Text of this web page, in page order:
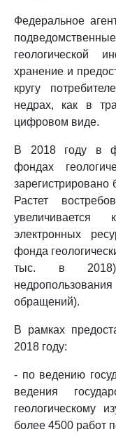
Федеральное
геологической
хранение и
кругу
недрах, как в
цифровом виде.
В 2018 году в
фондах
Растет
увеличивается
электронных
фонда
тыс. в 2018)
обращений).
В рамках
2018 году:
- по ведению
ведения
геологическому
более 4500 работ